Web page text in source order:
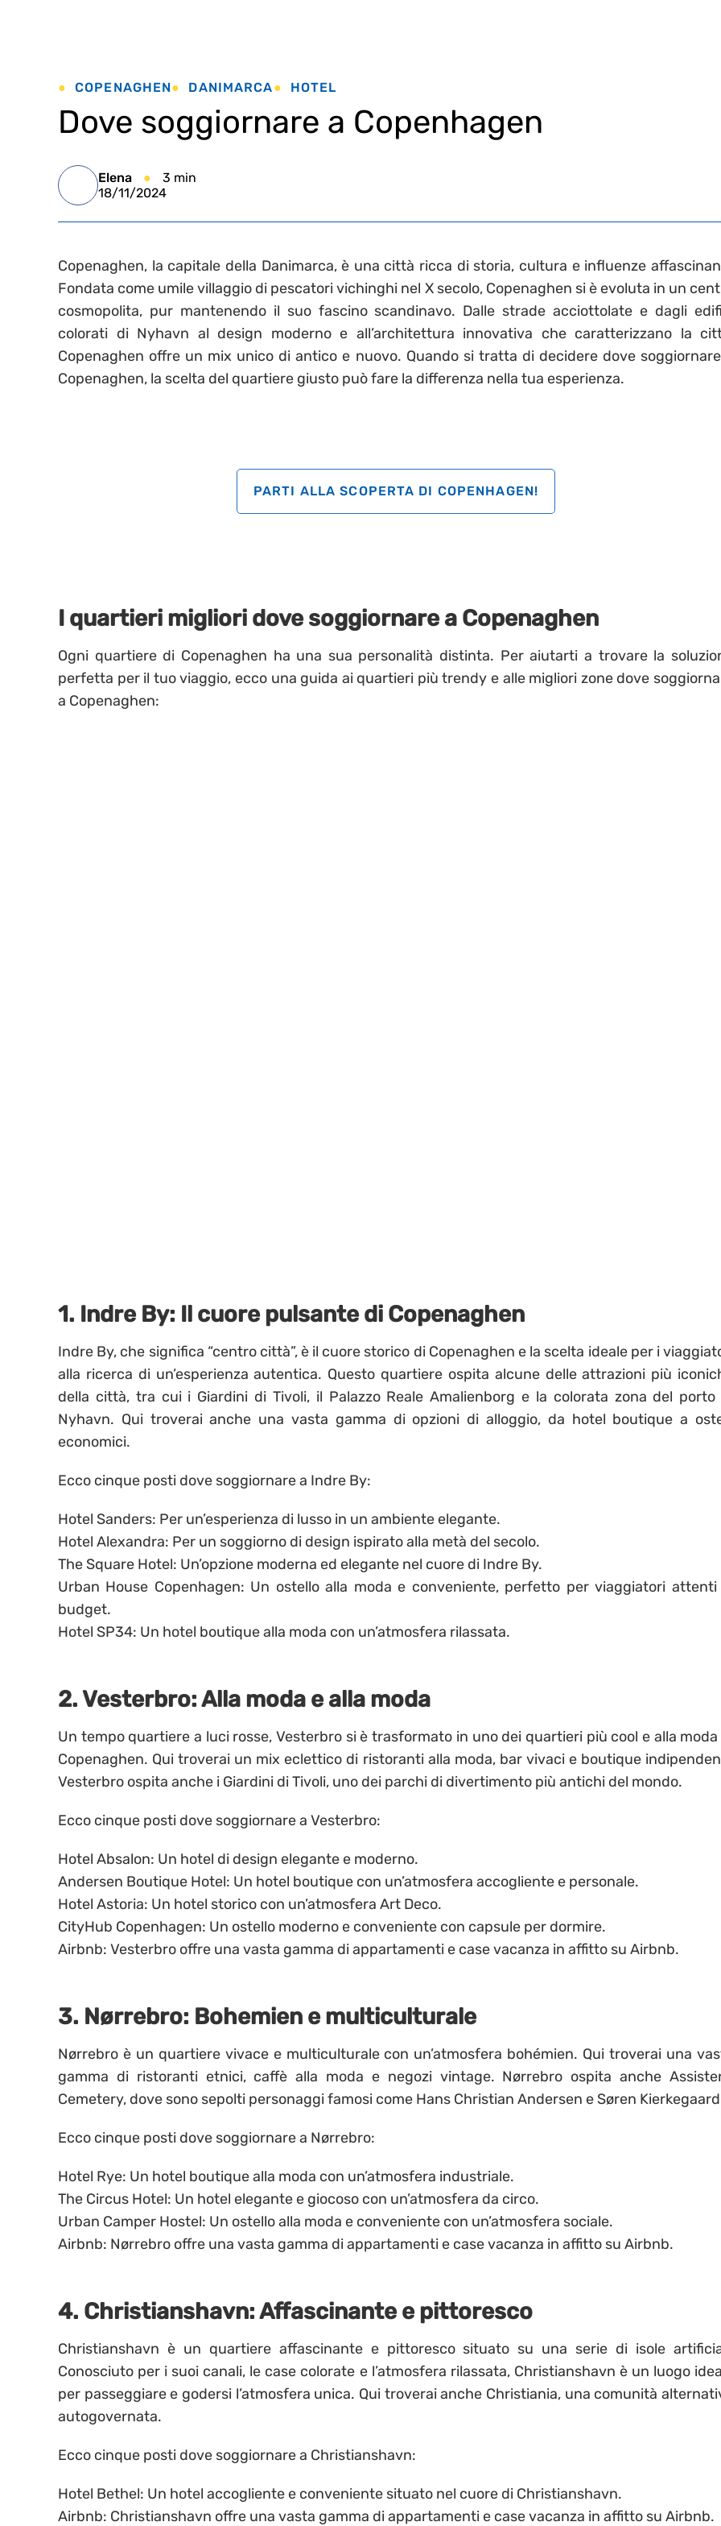
COPENAGHEN DANIMARCA HOTEL
Dove soggiornare a Copenhagen
Elena
3 min
18/11/2024
Copenaghen, la capitale della Danimarca, è una città ricca di storia, cultura e influenze
Fondata come umile villaggio di pescatori vichinghi nel X secolo, Copenaghen si è evoluta in un
cosmopolita, pur mantenendo il suo fascino scandinavo. Dalle strade acciottolate e dagli
colorati di Nyhavn al design moderno e all’architettura innovativa che caratterizzano la
Copenaghen offre un mix unico di antico e nuovo. Quando si tratta di decidere dove
Copenaghen, la scelta del quartiere giusto può fare la differenza nella tua esperienza.
PARTI ALLA SCOPERTA DI COPENHAGEN!
I quartieri migliori dove soggiornare a Copenaghen
Ogni quartiere di Copenaghen ha una sua personalità distinta. Per aiutarti a trovare la
perfetta per il tuo viaggio, ecco una guida ai quartieri più trendy e alle migliori zone dove
a Copenaghen:
1. Indre By: Il cuore pulsante di Copenaghen
Indre By, che significa “centro città”, è il cuore storico di Copenaghen e la scelta ideale per i
alla ricerca di un’esperienza autentica. Questo quartiere ospita alcune delle attrazioni più
della città, tra cui i Giardini di Tivoli, il Palazzo Reale Amalienborg e la colorata zona del porto
Nyhavn. Qui troverai anche una vasta gamma di opzioni di alloggio, da hotel boutique a
economici.
Ecco cinque posti dove soggiornare a Indre By:
Hotel Sanders: Per un’esperienza di lusso in un ambiente elegante.
Hotel Alexandra: Per un soggiorno di design ispirato alla metà del secolo.
The Square Hotel: Un’opzione moderna ed elegante nel cuore di Indre By.
Urban House Copenhagen: Un ostello alla moda e conveniente, perfetto per viaggiatori attenti
budget.
Hotel SP34: Un hotel boutique alla moda con un’atmosfera rilassata.
2. Vesterbro: Alla moda e alla moda
Un tempo quartiere a luci rosse, Vesterbro si è trasformato in uno dei quartieri più cool e alla
Copenaghen. Qui troverai un mix eclettico di ristoranti alla moda, bar vivaci e boutique
Vesterbro ospita anche i Giardini di Tivoli, uno dei parchi di divertimento più antichi del mondo.
Ecco cinque posti dove soggiornare a Vesterbro:
Hotel Absalon: Un hotel di design elegante e moderno.
Andersen Boutique Hotel: Un hotel boutique con un’atmosfera accogliente e personale.
Hotel Astoria: Un hotel storico con un’atmosfera Art Deco.
CityHub Copenhagen: Un ostello moderno e conveniente con capsule per dormire.
Airbnb: Vesterbro offre una vasta gamma di appartamenti e case vacanza in affitto su Airbnb.
3. Nørrebro: Bohemien e multiculturale
Nørrebro è un quartiere vivace e multiculturale con un’atmosfera bohémien. Qui troverai una
gamma di ristoranti etnici, caffè alla moda e negozi vintage. Nørrebro ospita anche
Cemetery, dove sono sepolti personaggi famosi come Hans Christian Andersen e Søren
Ecco cinque posti dove soggiornare a Nørrebro:
Hotel Rye: Un hotel boutique alla moda con un’atmosfera industriale.
The Circus Hotel: Un hotel elegante e giocoso con un’atmosfera da circo.
Urban Camper Hostel: Un ostello alla moda e conveniente con un’atmosfera sociale.
Airbnb: Nørrebro offre una vasta gamma di appartamenti e case vacanza in affitto su Airbnb.
4. Christianshavn: Affascinante e pittoresco
Christianshavn è un quartiere affascinante e pittoresco situato su una serie di isole
Conosciuto per i suoi canali, le case colorate e l’atmosfera rilassata, Christianshavn è un luogo
per passeggiare e godersi l’atmosfera unica. Qui troverai anche Christiania, una comunità
autogovernata.
Ecco cinque posti dove soggiornare a Christianshavn:
Hotel Bethel: Un hotel accogliente e conveniente situato nel cuore di Christianshavn.
Airbnb: Christianshavn offre una vasta gamma di appartamenti e case vacanza in affitto su Airbnb.